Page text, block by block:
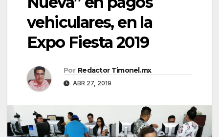
vehiculares, en la
Expo Fiesta 2019
Por Redactor Timonel.mx
ABR 27, 2019